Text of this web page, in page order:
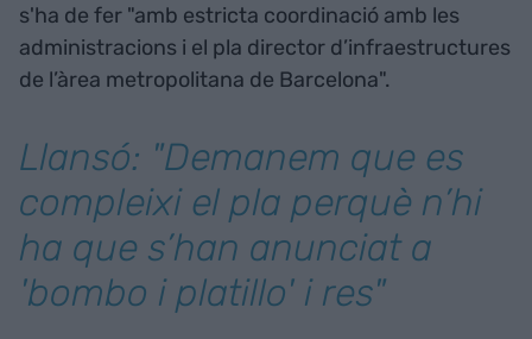
s'ha de fer "amb estricta coordinació amb les
administracions i el pla director d’infraestructures
de l’àrea metropolitana de Barcelona".
Llansó: "Demanem que es
compleixi el pla perquè n’hi
ha que s’han anunciat a
'bombo i platillo' i res"